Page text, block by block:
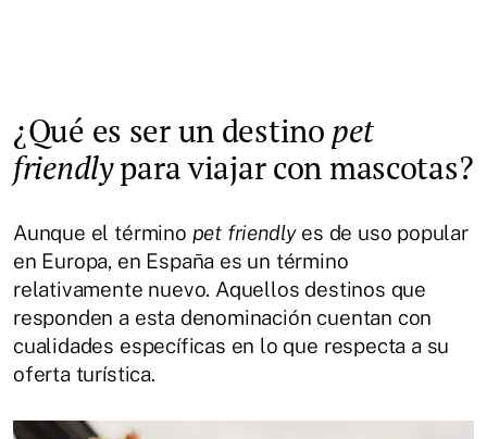
¿Qué es ser un destino pet
friendlypara viajar con mascotas?
Aunque el término pet friendlyes de uso popular
en Europa, en España es un término
relativamente nuevo. Aquellos destinos que
responden a esta denominación cuentan con
cualidades específicas en lo que respecta a su
oferta turística.